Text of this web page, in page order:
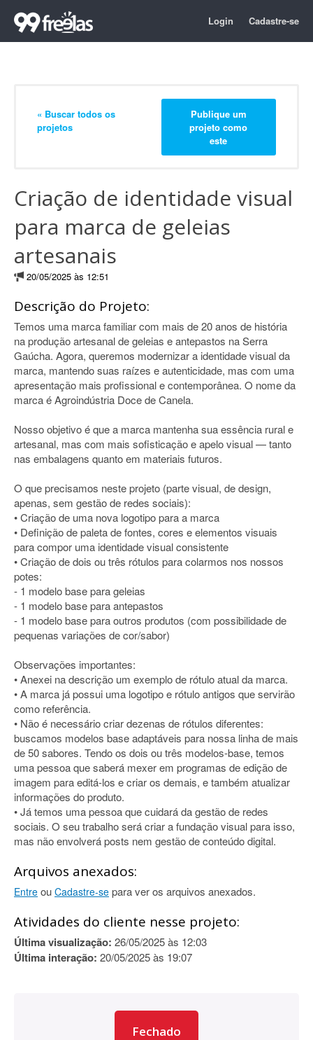
Login Cadastre-se
« Buscar todos os
projetos
Publique um
projeto como
este
Criação de identidade visual
para marca de geleias
artesanais
20/05/2025 às 12:51
Descrição do Projeto:
Temos uma marca familiar com mais de 20 anos de história
na produção artesanal de geleias e antepastos na Serra
Gaúcha. Agora, queremos modernizar a identidade visual da
marca, mantendo suas raízes e autenticidade, mas com uma
apresentação mais profissional e contemporânea. O nome da
marca é Agroindústria Doce de Canela.
Nosso objetivo é que a marca mantenha sua essência rural e
artesanal, mas com mais sofisticação e apelo visual — tanto
nas embalagens quanto em materiais futuros.
O que precisamos neste projeto (parte visual, de design,
apenas, sem gestão de redes sociais):
• Criação de uma nova logotipo para a marca
• Definição de paleta de fontes, cores e elementos visuais
para compor uma identidade visual consistente
• Criação de dois ou três rótulos para colarmos nos nossos
potes:
- 1 modelo base para geleias
- 1 modelo base para antepastos
- 1 modelo base para outros produtos (com possibilidade de
pequenas variações de cor/sabor)
Observações importantes:
• Anexei na descrição um exemplo de rótulo atual da marca.
• A marca já possui uma logotipo e rótulo antigos que servirão
como referência.
• Não é necessário criar dezenas de rótulos diferentes:
buscamos modelos base adaptáveis para nossa linha de mais
de 50 sabores. Tendo os dois ou três modelos-base, temos
uma pessoa que saberá mexer em programas de edição de
imagem para editá-los e criar os demais, e também atualizar
informações do produto.
• Já temos uma pessoa que cuidará da gestão de redes
sociais. O seu trabalho será criar a fundação visual para isso,
mas não envolverá posts nem gestão de conteúdo digital.
Arquivos anexados:
Entre ou Cadastre-se para ver os arquivos anexados.
Atividades do cliente nesse projeto:
Última visualização: 26/05/2025 às 12:03
Última interação: 20/05/2025 às 19:07
Fechado